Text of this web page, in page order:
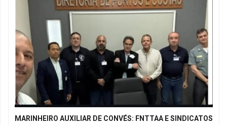
MARINHEIRO AUXILIAR DE CONVÉS: FNTTAA E SINDICATOS